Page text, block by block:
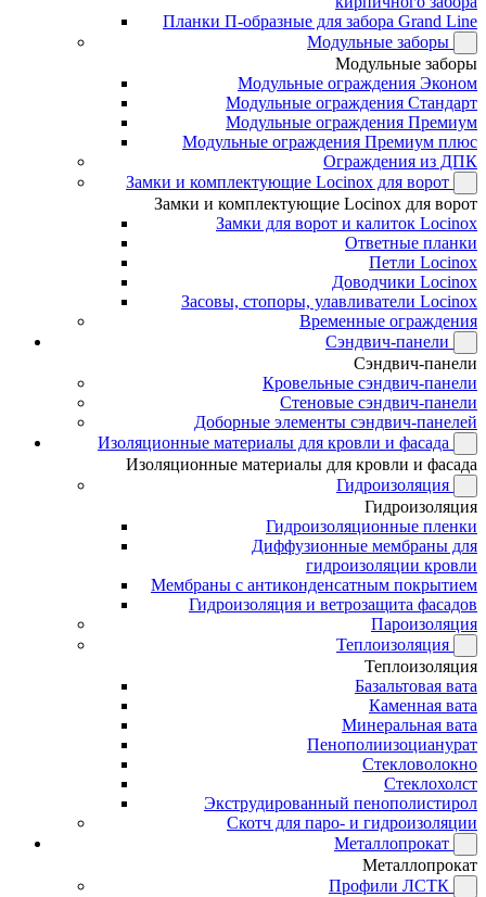
Планки П-образные для забора Grand Line
Модульные заборы
Модульные заборы
Модульные ограждения Эконом
Модульные ограждения Стандарт
Модульные ограждения Премиум
Модульные ограждения Премиум плюс
Ограждения из ДПК
Замки и комплектующие Locinox для ворот
Замки и комплектующие Locinox для ворот
Замки для ворот и калиток Locinox
Ответные планки
Петли Locinox
Доводчики Locinox
Засовы, стопоры, улавливатели Locinox
Временные ограждения
Сэндвич-панели
Сэндвич-панели
Кровельные сэндвич-панели
Стеновые сэндвич-панели
Доборные элементы сэндвич-панелей
Изоляционные материалы для кровли и фасада
Изоляционные материалы для кровли и фасада
Гидроизоляция
Гидроизоляция
Гидроизоляционные пленки
Диффузионные мембраны для
гидроизоляции кровли
Мембраны с антиконденсатным покрытием
Гидроизоляция и ветрозащита фасадов
Пароизоляция
Теплоизоляция
Теплоизоляция
Базальтовая вата
Каменная вата
Минеральная вата
Пенополиизоцианурат
Стекловолокно
Стеклохолст
Экструдированный пенополистирол
Скотч для паро- и гидроизоляции
Металлопрокат
Металлопрокат
Профили ЛСТК